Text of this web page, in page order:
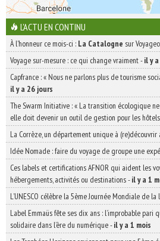
L'ACTU EN CONTINU
À l'honneur ce mois-ci : La Catalogne sur
Voyage sur-mesure : ce qui change vraiment-il y
Capfrance : « Nous ne parlons plus de tourisme
il y a 26 jours
The Swarm Initiative : « La transition écologique
elle doit devenir un outil de gestion pour les
La Corrèze, un département unique à (re)découvrir
Idée Nomade : faire du voyage de groupe une
Ces labels et certifications AFNOR qui aident les
hébergements, activités ou destinations-il y a 1
L’UNESCO célèbre la 5ème Journée Mondiale de
Label Emmaüs fête ses dix ans : l’improbable pari
solidaire dans l’ère du numérique-il y a 1 mois